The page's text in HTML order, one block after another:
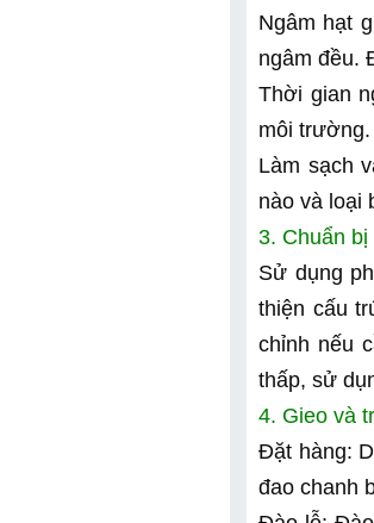
Ngâm hạt
ngâm đều.
Thời gian
môi
Làm sạch
nào và loại
3. Chuẩn
Sử dụng
thiện cấu
chỉnh nếu
thấp, sử
4. Gieo và
Đặt hàng:
đao chanh